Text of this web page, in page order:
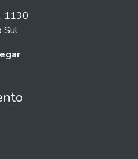
1130
Sul